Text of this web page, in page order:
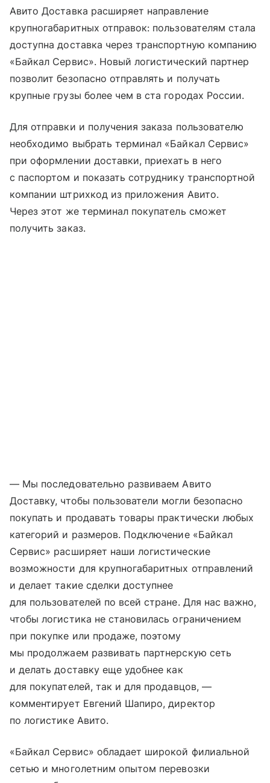
Авито Доставка расширяет направление
крупногабаритных отправок: пользователям стала
доступна доставка через транспортную компанию
«Байкал Сервис». Новый логистический партнер
позволит безопасно отправлять и получать
крупные грузы более чем в ста городах России.
Для отправки и получения заказа пользователю
необходимо выбрать терминал «Байкал Сервис»
при оформлении доставки, приехать в него
с паспортом и показать сотруднику транспортной
компании штрихкод из приложения Авито.
Через этот же терминал покупатель сможет
получить заказ.
— Мы последовательно развиваем Авито
Доставку, чтобы пользователи могли безопасно
покупать и продавать товары практически любых
категорий и размеров. Подключение «Байкал
Сервис» расширяет наши логистические
возможности для крупногабаритных отправлений
и делает такие сделки доступнее
для пользователей по всей стране. Для нас важно,
чтобы логистика не становилась ограничением
при покупке или продаже, поэтому
мы продолжаем развивать партнерскую сеть
и делать доставку еще удобнее как
для покупателей, так и для продавцов, —
комментирует Евгений Шапиро, директор
по логистике Авито.
«Байкал Сервис» обладает широкой филиальной
сетью и многолетним опытом перевозки